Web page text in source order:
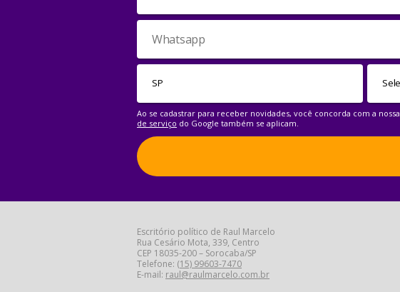
Ao se cadastrar para receber novidades, você concorda com a nossa
de serviço do Google também se aplicam.
Escritório político de Raul Marcelo
Rua Cesário Mota, 339, Centro
CEP 18035-200 – Sorocaba/SP
Telefone: (15) 99603-7470
E-mail: raul@raulmarcelo.com.br